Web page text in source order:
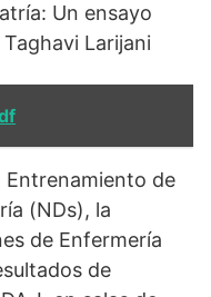
Un ensayo
Larijani
Entrenamiento de
(NDs), la
de Enfermería
de